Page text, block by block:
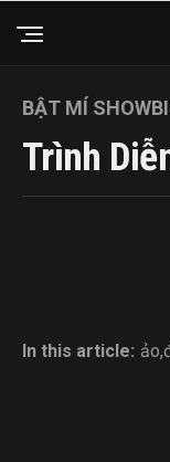
BẬT MÍ
Trình
In this article: ảo,